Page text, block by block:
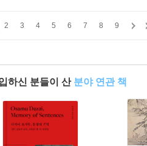
2 3 4 5 6 7 8 9
하신 분들이 산 분야 연관 책